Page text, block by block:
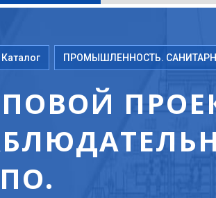
Каталог ПРОМЫШЛЕННОСТЬ.